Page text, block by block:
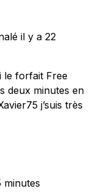
il y a 22
le forfait Free
deux minutes en
j’suis très
minutes